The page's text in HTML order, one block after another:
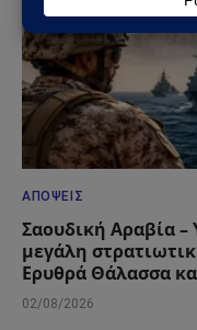
ΑΠΌΨΕΙΣ
Σαουδική Αραβία –
μεγάλη
Ερυθρά Θάλασσα
02/08/2026